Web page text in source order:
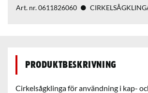
Art. nr.0611826060
Produktbeskrivning
Cirkelsågklinga för användning i kap-